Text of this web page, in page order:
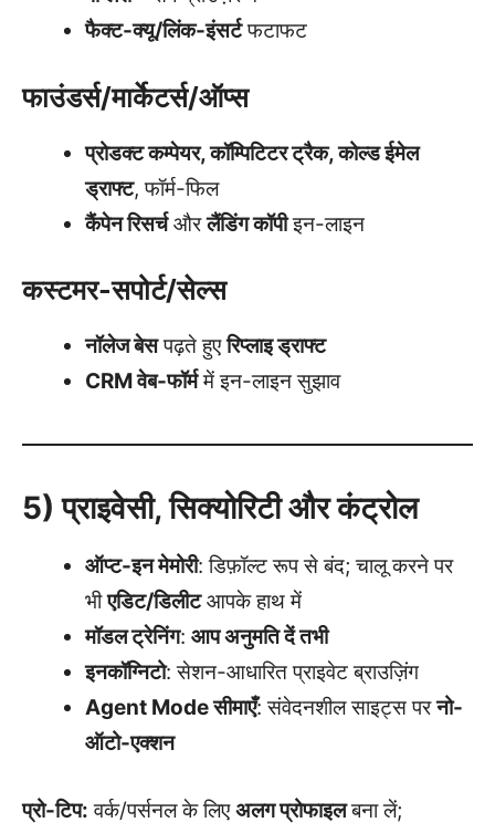
फैक्ट-क्यू/लिंक-इंसर्टफटाफट
फाउंडर्स/मार्केटर्स/ऑप्स
प्रोडक्ट कम्पेयर, कॉम्पिटिटर ट्रैक, कोल्ड ईमेल
ड्राफ्ट, फॉर्म-फिल
कैंपेन रिसर्चऔरलैंडिंग कॉपीइन-लाइन
कस्टमर-सपोर्ट/सेल्स
नॉलेज बेसपढ़ते हुएरिप्लाइ ड्राफ्ट
CRM वेब-फॉर्ममें इन-लाइन सुझाव
5) प्राइवेसी, सिक्योरिटी और कंट्रोल
ऑप्ट-इन मेमोरी: डिफ़ॉल्ट रूप से बंद; चालू करने पर
भीएडिट/डिलीटआपके हाथ में
मॉडल ट्रेनिंग: आप अनुमति दें तभी
इनकॉग्निटो: सेशन-आधारित प्राइवेट ब्राउज़िंग
Agent Mode सीमाएँ: संवेदनशील साइट्स परनो-
ऑटो-एक्शन
प्रो-टिप: वर्क/पर्सनल के लिएअलग प्रोफाइलबना लें;